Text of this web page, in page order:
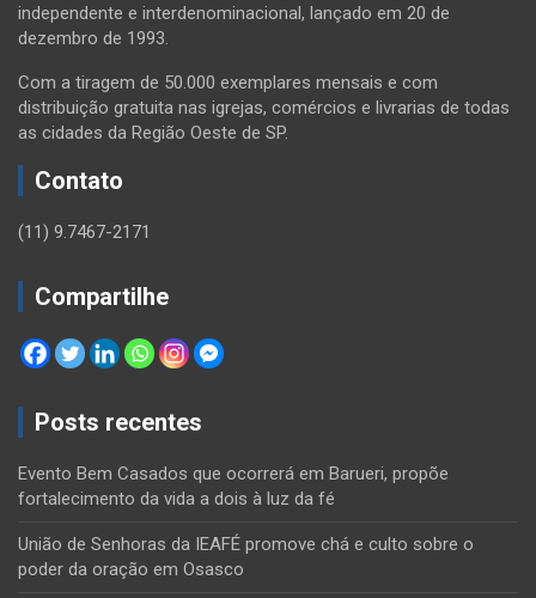
independente e interdenominacional, lançado em 20 de
dezembro de 1993.
Com a tiragem de 50.000 exemplares mensais e com
distribuição gratuita nas igrejas, comércios e livrarias de todas
as cidades da Região Oeste de SP.
Contato
(11) 9.7467-2171
Compartilhe
Posts recentes
Evento Bem Casados que ocorrerá em Barueri, propõe
fortalecimento da vida a dois à luz da fé
União de Senhoras da IEAFÉ promove chá e culto sobre o
poder da oração em Osasco